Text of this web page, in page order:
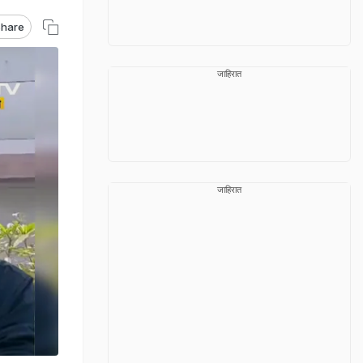
जाहिरात
जाहिरात